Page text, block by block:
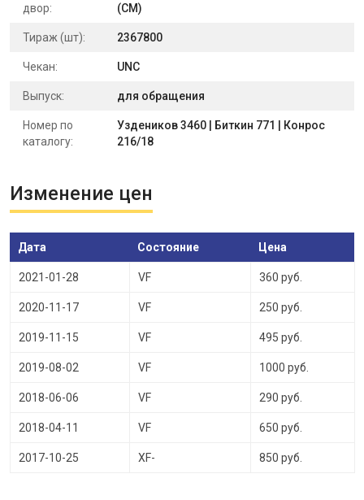
двор:
(СМ)
Тираж (шт): 2367800
Чекан: UNC
Выпуск: для обращения
Номер по
каталогу:
Уздеников 3460 | Биткин 771 | Конрос
216/18
Изменение цен
Дата Состояние Цена
2021-01-28 VF 360 руб.
2020-11-17 VF 250 руб.
2019-11-15 VF 495 руб.
2019-08-02 VF 1000 руб.
2018-06-06 VF 290 руб.
2018-04-11 VF 650 руб.
2017-10-25 XF- 850 руб.